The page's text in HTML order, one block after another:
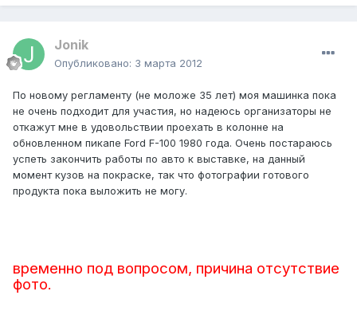
Jonik
Опубликовано: 3 марта 2012
По новому регламенту (не моложе 35 лет) моя машинка пока
не очень подходит для участия, но надеюсь организаторы не
откажут мне в удовольствии проехать в колонне на
обновленном пикапе Ford F-100 1980 года. Очень постараюсь
успеть закончить работы по авто к выставке, на данный
момент кузов на покраске, так что фотографии готового
продукта пока выложить не могу.
временно под вопросом, причина отсутствие
фото.